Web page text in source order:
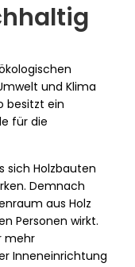
und Klima
besitzt ein
für die
sich Holzbauten
Demnach
aus Holz
Personen wirkt.
mehr
Inneneinrichtung